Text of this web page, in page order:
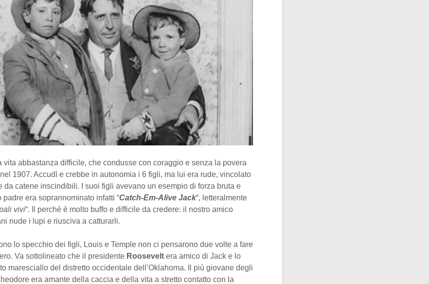
vita abbastanza difficile, che condusse con coraggio e senza la povera
1907. Accudì e crebbe in autonomia i 6 figli, ma lui era rude, vincolato
da catene inscindibili. I suoi figli avevano un esempio di forza bruta e
padre era soprannominato infatti “Catch-Em-Alive Jack“, letteralmente
vivi“. Il perché è molto buffo e difficile da credere: il nostro amico
nude i lupi e riusciva a catturarli.
lo specchio dei figli, Louis e Temple non ci pensarono due volte a fare
Va sottolineato che il presidente Roosevelt era amico di Jack e lo
maresciallo del distretto occidentale dell’Oklahoma. Il più giovane degli
era amante della caccia e della vita a stretto contatto con la